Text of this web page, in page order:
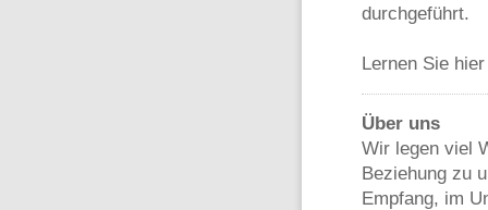
durchgeführt.
Lernen Sie
Über uns
Wir legen viel
Beziehung zu
Empfang, im